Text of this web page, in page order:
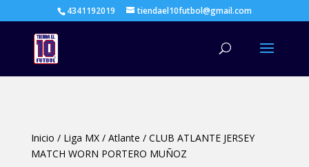
4341192019 tiendael10futbol@gmail.com
Inicio / Liga MX/ Atlante / CLUB ATLANTE JERSEY
MATCH WORN PORTERO MUÑOZ